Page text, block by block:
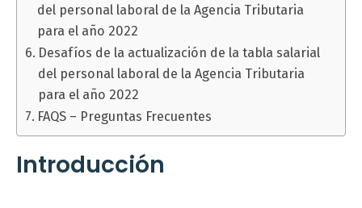
del personal laboral de la Agencia Tributaria
para el año 2022
Desafíos de la actualización de la tabla salarial
del personal laboral de la Agencia Tributaria
para el año 2022
FAQS – Preguntas Frecuentes
Introducción